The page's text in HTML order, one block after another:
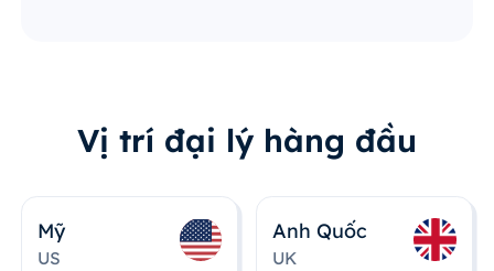
Vị trí đại lý hàng đầu
Mỹ
US
Anh Quốc
UK